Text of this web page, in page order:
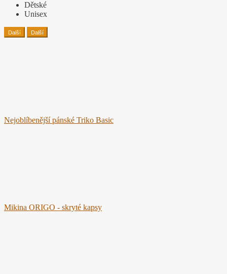
Dětské
Unisex
Další Další
Nejoblíbenější pánské Triko Basic
Mikina ORIGO - skryté kapsy